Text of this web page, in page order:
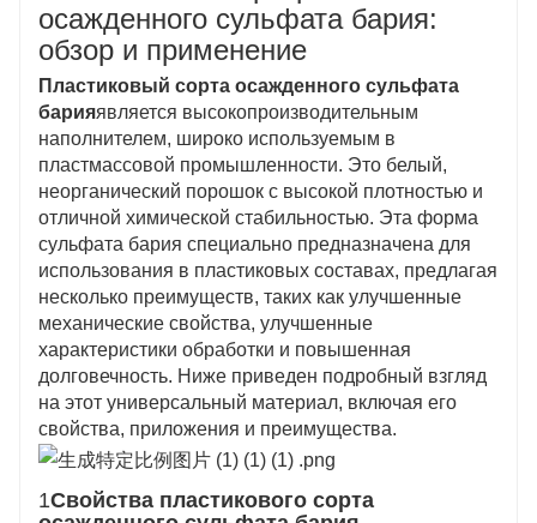
Сокращение продукта: пластиковый сорта,
осажденный сульфат бария
Пропускная способность: 1000 Мт/в месяц
Время доставки: в течение 15 рабочих дней после
оплаты
Вес продукта: 25 кг/сумка
осажденного сульфата бария:
обзор и применение
Пластиковый сорта осажденного сульфата
барияявляется высокопроизводительным
наполнителем, широко используемым в
пластмассовой промышленности. Это белый,
неорганический порошок с высокой плотностью и
отличной химической стабильностью. Эта форма
сульфата бария специально предназначена для
использования в пластиковых составах, предлагая
несколько преимуществ, таких как улучшенные
механические свойства, улучшенные
характеристики обработки и повышенная
долговечность. Ниже приведен подробный взгляд
на этот универсальный материал, включая его
свойства, приложения и преимущества.
1Свойства пластикового сорта